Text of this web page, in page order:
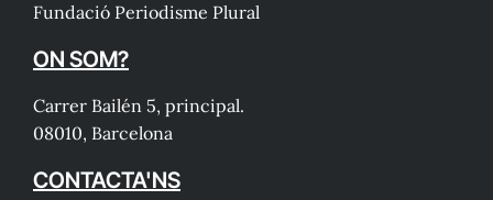
Fundació Periodisme Plural
ON SOM?
Carrer Bailén 5, principal.
08010, Barcelona
CONTACTA'NS